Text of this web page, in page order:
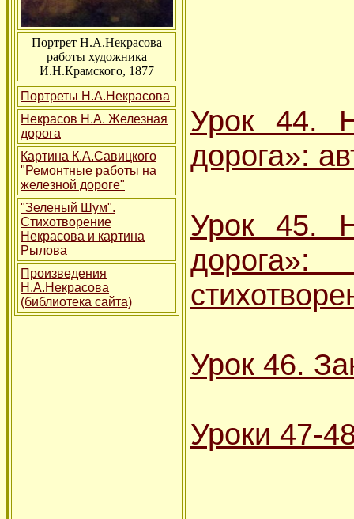
Портрет Н.А.Некрасова
работы художника
И.Н.Крамского, 1877
Портреты Н.А.Некрасова
Некрасов Н.А. Железная
дорога
Картина К.А.Савицкого
"Ремонтные работы на
железной дороге"
"Зеленый Шум".
Стихотворение
Некрасова и картина
Рылова
Произведения
Н.А.Некрасова
(библиотека сайта)
Урок 44.
дорога»:
Урок 45.
дорога»:
Урок 46.
Уроки 47-